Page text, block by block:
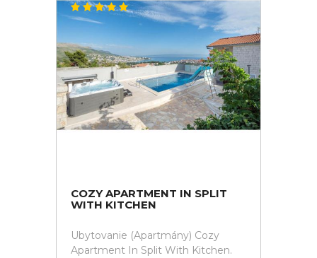
COZY APARTMENT IN SPLIT
WITH KITCHEN
Ubytovanie (Apartmány) Cozy
Apartment In Split With Kitchen.